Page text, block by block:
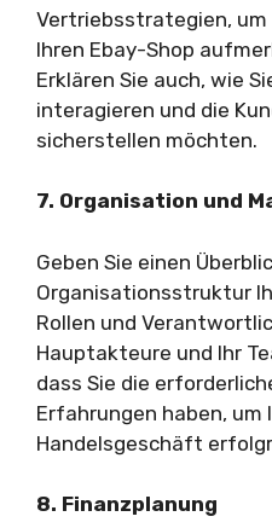
Vertriebsstrategien,
Ihren Ebay-Shop
Erklären Sie auch, wie
interagieren und die
sicherstellen möchten.
7. Organisation und
Geben Sie einen
Organisationsstruktur
Rollen und
Hauptakteure und Ihr
dass Sie die
Erfahrungen haben, um
Handelsgeschäft
8. Finanzplanung